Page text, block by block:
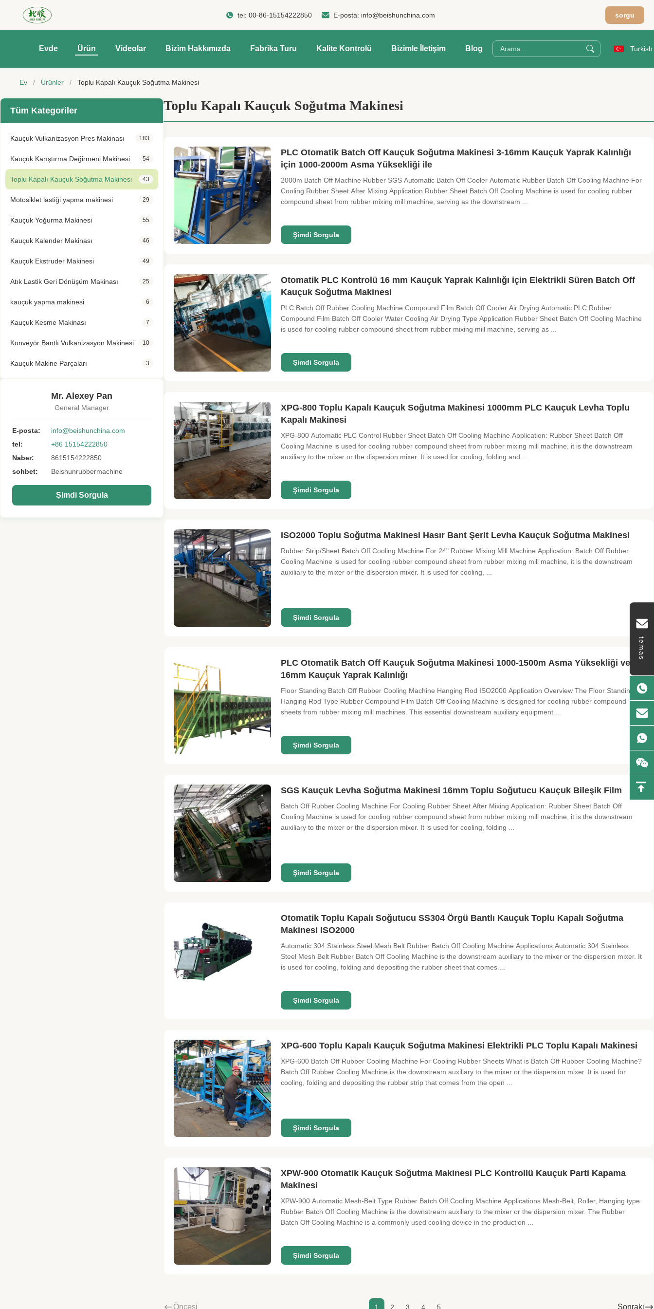
tel: 00-86-15154222850 E-posta: info@beishunchina.com sorgu
Evde Ürün Videolar Bizim Hakkımızda Fabrika Turu Kalite Kontrolü Bizimle İletişim Blog Turkish
temas
Ev / Ürünler / Toplu Kapalı Kauçuk Soğutma Makinesi
Tüm Kategoriler
Kauçuk Vulkanizasyon Pres Makinası 183
Kauçuk Karıştırma Değirmeni Makinesi 54
Toplu Kapalı Kauçuk Soğutma Makinesi 43
Motosiklet lastiği yapma makinesi 29
Kauçuk Yoğurma Makinesi 55
Kauçuk Kalender Makinası 46
Kauçuk Ekstruder Makinesi 49
Atık Lastik Geri Dönüşüm Makinası 25
kauçuk yapma makinesi 6
Kauçuk Kesme Makinası 7
Konveyör Bantlı Vulkanizasyon Makinesi 10
Kauçuk Makine Parçaları 3
Mr. Alexey Pan
General Manager
E-posta:
info@beishunchina.com
tel:
+86 15154222850
Naber:
8615154222850
sohbet:
Beishunrubbermachine
Şimdi Sorgula
Toplu Kapalı Kauçuk Soğutma Makinesi
PLC Otomatik Batch Off Kauçuk Soğutma Makinesi 3-16mm Kauçuk Yaprak Kalınlığı
için 1000-2000m Asma Yüksekliği ile
2000m Batch Off Machine Rubber SGS Automatic Batch Off Cooler Automatic Rubber Batch Off Cooling Machine For
Cooling Rubber Sheet After Mixing Application Rubber Sheet Batch Off Cooling Machine is used for cooling rubber
compound sheet from rubber mixing mill machine, serving as the downstream ...
Şimdi Sorgula
Otomatik PLC Kontrolü 16 mm Kauçuk Yaprak Kalınlığı için Elektrikli Süren Batch Off
Kauçuk Soğutma Makinesi
PLC Batch Off Rubber Cooling Machine Compound Film Batch Off Cooler Air Drying Automatic PLC Rubber
Compound Film Batch Off Cooler Water Cooling Air Drying Type Application Rubber Sheet Batch Off Cooling Machine
is used for cooling rubber compound sheet from rubber mixing mill machine, serving as ...
Şimdi Sorgula
XPG-800 Toplu Kapalı Kauçuk Soğutma Makinesi 1000mm PLC Kauçuk Levha Toplu
Kapalı Makinesi
XPG-800 Automatic PLC Control Rubber Sheet Batch Off Cooling Machine Application: Rubber Sheet Batch Off
Cooling Machine is used for cooling rubber compound sheet from rubber mixing mill machine, it is the downstream
auxiliary to the mixer or the dispersion mixer. It is used for cooling, folding and ...
Şimdi Sorgula
ISO2000 Toplu Soğutma Makinesi Hasır Bant Şerit Levha Kauçuk Soğutma Makinesi
Rubber Strip/Sheet Batch Off Cooling Machine For 24" Rubber Mixing Mill Machine Application: Batch Off Rubber
Cooling Machine is used for cooling rubber compound sheet from rubber mixing mill machine, it is the downstream
auxiliary to the mixer or the dispersion mixer. It is used for cooling, ...
Şimdi Sorgula
PLC Otomatik Batch Off Kauçuk Soğutma Makinesi 1000-1500m Asma Yüksekliği ve 3-
16mm Kauçuk Yaprak Kalınlığı
Floor Standing Batch Off Rubber Cooling Machine Hanging Rod ISO2000 Application Overview The Floor Standing
Hanging Rod Type Rubber Compound Film Batch Off Cooling Machine is designed for cooling rubber compound
sheets from rubber mixing mill machines. This essential downstream auxiliary equipment ...
Şimdi Sorgula
SGS Kauçuk Levha Soğutma Makinesi 16mm Toplu Soğutucu Kauçuk Bileşik Film
Batch Off Rubber Cooling Machine For Cooling Rubber Sheet After Mixing Application: Rubber Sheet Batch Off
Cooling Machine is used for cooling rubber compound sheet from rubber mixing mill machine, it is the downstream
auxiliary to the mixer or the dispersion mixer. It is used for cooling, folding ...
Şimdi Sorgula
Otomatik Toplu Kapalı Soğutucu SS304 Örgü Bantlı Kauçuk Toplu Kapalı Soğutma
Makinesi ISO2000
Automatic 304 Stainless Steel Mesh Belt Rubber Batch Off Cooling Machine Applications Automatic 304 Stainless
Steel Mesh Belt Rubber Batch Off Cooling Machine is the downstream auxiliary to the mixer or the dispersion mixer. It
is used for cooling, folding and depositing the rubber sheet that comes ...
Şimdi Sorgula
XPG-600 Toplu Kapalı Kauçuk Soğutma Makinesi Elektrikli PLC Toplu Kapalı Makinesi
XPG-600 Batch Off Rubber Cooling Machine For Cooling Rubber Sheets What is Batch Off Rubber Cooling Machine?
Batch Off Rubber Cooling Machine is the downstream auxiliary to the mixer or the dispersion mixer. It is used for
cooling, folding and depositing the rubber strip that comes from the open ...
Şimdi Sorgula
XPW-900 Otomatik Kauçuk Soğutma Makinesi PLC Kontrollü Kauçuk Parti Kapama
Makinesi
XPW-900 Automatic Mesh-Belt Type Rubber Batch Off Cooling Machine Applications ​Mesh-Belt, Roller, Hanging type
Rubber Batch Off Cooling Machine is the downstream auxiliary to the mixer or the dispersion mixer. The Rubber
Batch Off Cooling Machine is a commonly used cooling device in the production ...
Şimdi Sorgula
Öncesi 1 2 3 4 5 Sonraki